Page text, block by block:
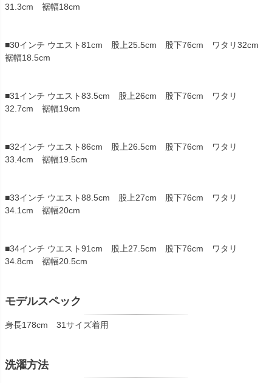
31.3cm 裾幅18cm
■30インチ ウエスト81cm 股上25.5cm 股下76cm ワタリ32cm
裾幅18.5cm
■31インチ ウエスト83.5cm 股上26cm 股下76cm ワタリ
32.7cm 裾幅19cm
■32インチ ウエスト86cm 股上26.5cm 股下76cm ワタリ
33.4cm 裾幅19.5cm
■33インチ ウエスト88.5cm 股上27cm 股下76cm ワタリ
34.1cm 裾幅20cm
■34インチ ウエスト91cm 股上27.5cm 股下76cm ワタリ
34.8cm 裾幅20.5cm
モデルスペック
身長178cm 31サイズ着用
洗濯方法